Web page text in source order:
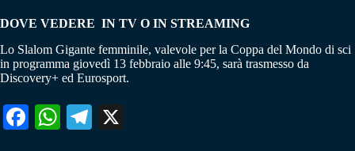
DOVE VEDERE IN TV O IN STREAMING
Lo Slalom Gigante femminile, valevole per la Coppa del Mondo di sci
in programma giovedì 13 febbraio alle 9:45, sarà trasmesso da
Discovery+ ed Eurosport.
Fa W
Te